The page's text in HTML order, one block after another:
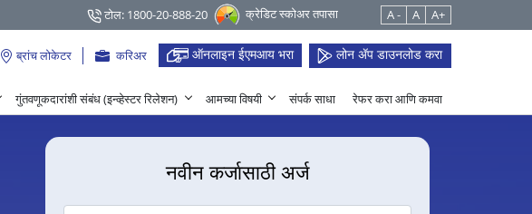
टोल: 1800-20-888-20 क्रेडिट स्कोअर तपासा A - A A+
ब्रांच लोकेटर करिअर ऑनलाइन ईएमआय भरा लोन ॲप डाउनलोड करा
गुंतवणूकदारांशी संबंध (इन्व्हेस्टर रिलेशन) आमच्या विषयी संपर्क साधा रेफर करा आणि कमवा
नवीन कर्जासाठी अर्ज